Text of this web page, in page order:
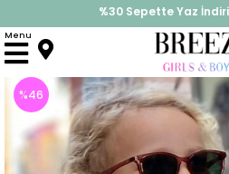
%30 Sepette Yaz
İndirimlere ek %10 İndirimi
Menu
Anasayfa Üst Giyim Mont
%46
İndirim